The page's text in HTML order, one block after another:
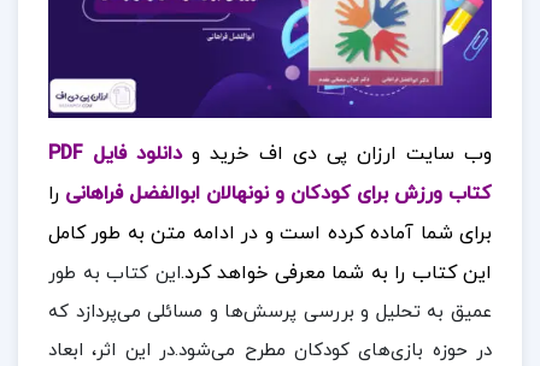
وب سایت ارزان پی دی اف خرید و
دانلود فایل PDF
کتاب ورزش برای کودکان و نونهالان ابوالفضل فراهانی را
برای شما آماده کرده استو در ادامه متن به طور کامل
این کتاب را به شما معرفی خواهد کرد.این کتاب به طور
عمیق به تحلیل و بررسی پرسش‌ها و مسائلی می‌پردازد که
در حوزه بازی‌های کودکان مطرح می‌شود.در این اثر، ابعاد